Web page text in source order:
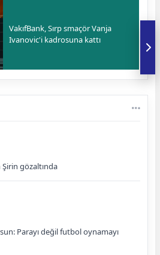
VakıfBank, Sırp smaçör Vanja
Ivanovic'i kadrosuna kattı
gözaltında
Parayı değil futbol oynamayı